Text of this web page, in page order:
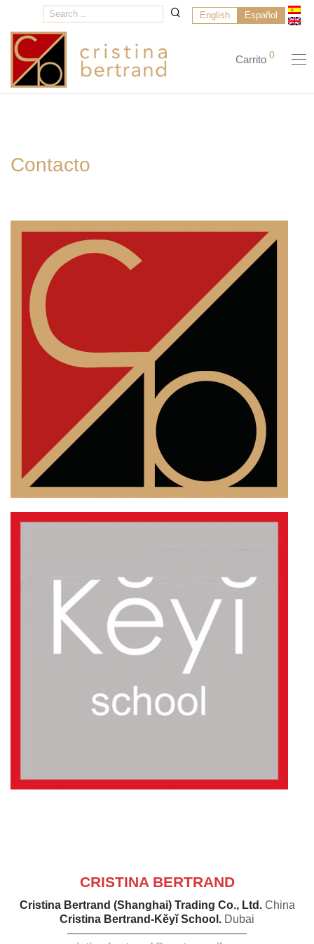
English Español
Carrito 0
Contacto
CRISTINA BERTRAND
Cristina Bertrand (Shanghai) Trading Co., Ltd.China
Cristina Bertrand-Kĕyĭ School. Dubai
————————————————